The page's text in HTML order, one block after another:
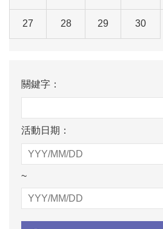
27 28 29 30
關鍵字：
活動日期：
~